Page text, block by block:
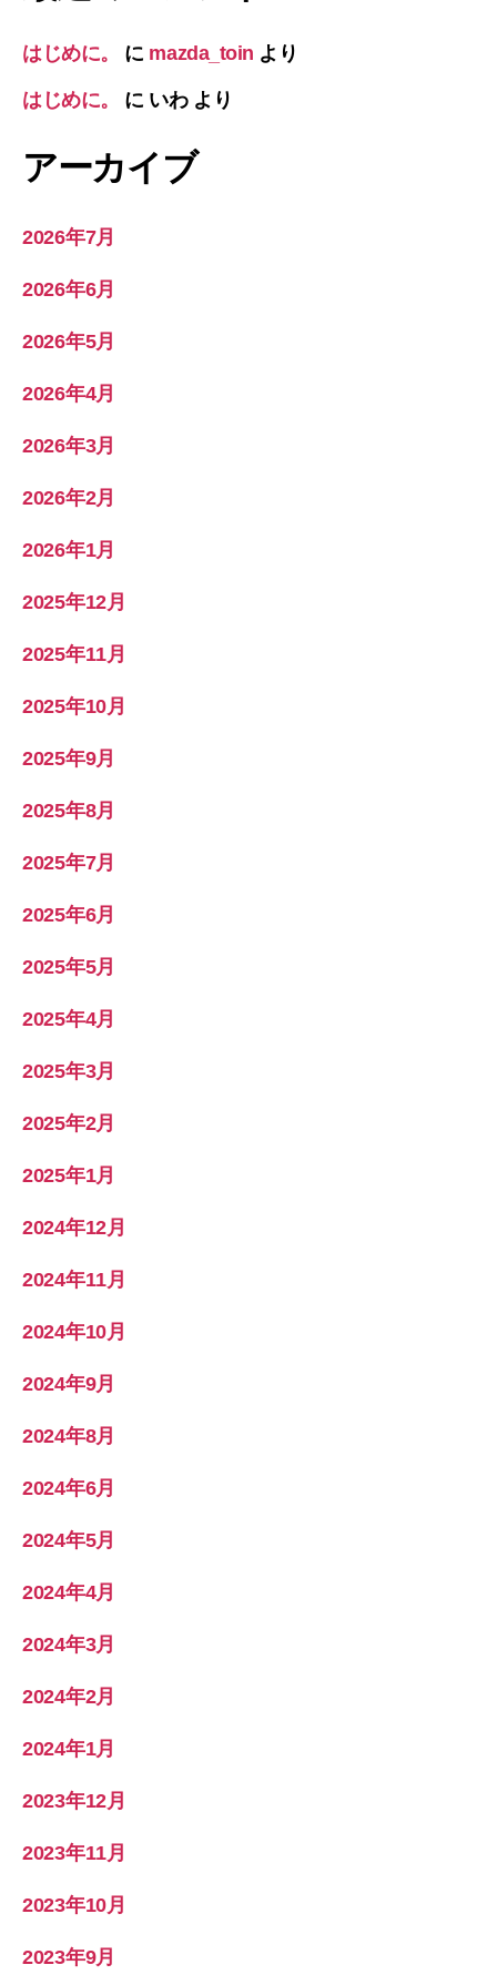
はじめに。 に mazda_toin より
はじめに。 に いわより
アーカイブ
2026年7月
2026年6月
2026年5月
2026年4月
2026年3月
2026年2月
2026年1月
2025年12月
2025年11月
2025年10月
2025年9月
2025年8月
2025年7月
2025年6月
2025年5月
2025年4月
2025年3月
2025年2月
2025年1月
2024年12月
2024年11月
2024年10月
2024年9月
2024年8月
2024年6月
2024年5月
2024年4月
2024年3月
2024年2月
2024年1月
2023年12月
2023年11月
2023年10月
2023年9月